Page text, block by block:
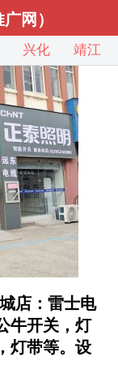
网）
兴化 靖江
店：雷士电
牛开关，灯
灯带等。设